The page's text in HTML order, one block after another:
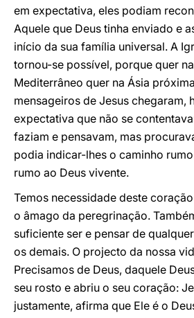
em expectativa, eles podiam
Aquele que Deus tinha enviado e
início da sua família universal. A
tornou-se possível, porque quer
Mediterrâneo quer na Ásia
mensageiros de Jesus chegaram,
expectativa que não se
faziam e pensavam, mas
podia indicar-lhes o caminho
rumo ao Deus vivente.
Temos necessidade deste
o âmago da peregrinação.
suficiente ser e pensar de
os demais. O projecto da nossa
Precisamos de Deus, daquele
seu rosto e abriu o seu coração:
justamente, afirma que Ele é o